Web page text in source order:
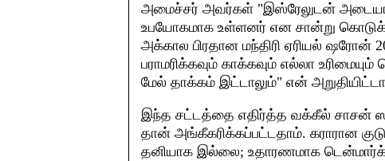
அமைச்சர் அவர்கள் "இஸ்ரேலுடன்
உபயோகமாக உள்ளனர் என சான்று
அக்கால பிரதான மந்திரி ஏரியல் ஷரோன்
பராமரிக்கவும் காக்கவும் எல்லா
மேல் தாக்கம் இட்டாலும்" என்
இந்த சட்டத்தை எதிர்த்த வக்கீல் சாசன்
தான் அங்கீகரிக்கப்பட்டதாம். கராரான
தனியாக இல்லை; உதாரணமாக